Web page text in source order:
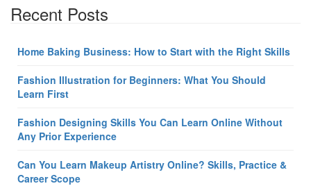
Recent Posts
Home Baking Business: How to Start with the Right Skills
Fashion Illustration for Beginners: What You Should
Learn First
Fashion Designing Skills You Can Learn Online Without
Any Prior Experience
Can You Learn Makeup Artistry Online? Skills, Practice &
Career Scope